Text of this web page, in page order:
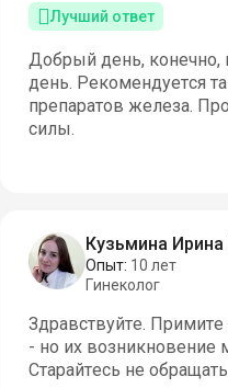
Лучший ответ
Добрый день, конечно,
день. Рекомендуется
препаратов железа.
силы.
Кузьмина
Опыт: 10 лет
Гинеколог
Здравствуйте.
- но их возникновение
Старайтесь не